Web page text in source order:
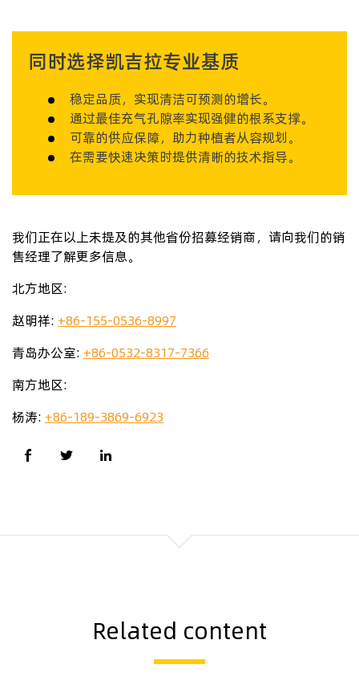
同时选择凯吉拉专业基质
稳定品质，实现清洁可预测的增长。
通过最佳充气孔隙率实现强健的根系支撑。
可靠的供应保障，助力种植者从容规划。
在需要快速决策时提供清晰的技术指导。
我们正在以上未提及的其他省份招募经销商，请向我们的销
售经理了解更多信息。
北方地区:
赵明祥: +86-155-0536-8997
青岛办公室: +86-0532-8317-7366
南方地区:
杨涛: +86-189-3869-6923
Related content